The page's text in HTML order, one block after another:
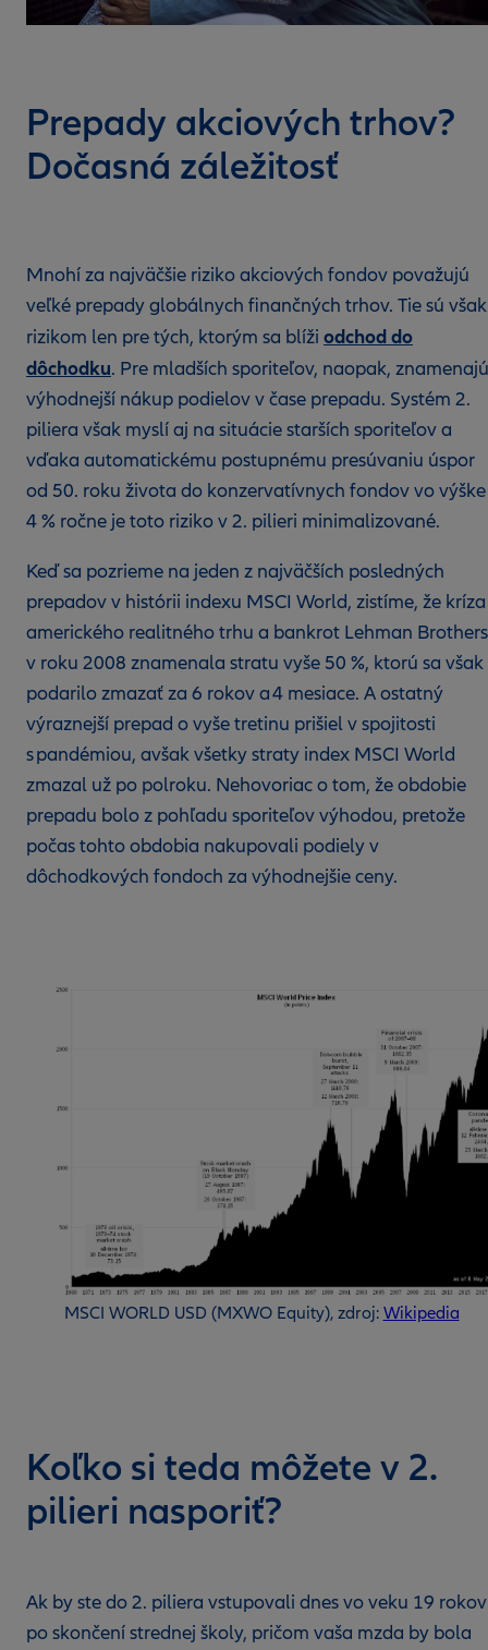
Prepady akciových trhov?
Dočasná záležitosť
Mnohí za najväčšie riziko akciových fondov považujú
veľké prepady globálnych finančných trhov. Tie sú však
rizikom len pre tých, ktorým sa blíži odchod do
dôchodku. Pre mladších sporiteľov, naopak, znamenajú
výhodnejší nákup podielov v čase prepadu. Systém 2.
piliera však myslí aj na situácie starších sporiteľov a
vďaka automatickému postupnému presúvaniu úspor
od 50. roku života do konzervatívnych fondov vo výške
4 % ročne je toto riziko v 2. pilieri minimalizované.
Keď sa pozrieme na jeden z najväčších posledných
prepadov v histórii indexu MSCI World, zistíme, že kríza
amerického realitného trhu a bankrot Lehman Brothers
v roku 2008 znamenala stratu vyše 50 %, ktorú sa však
podarilo zmazať za 6 rokov a 4 mesiace. A ostatný
výraznejší prepad o vyše tretinu prišiel v spojitosti
s pandémiou, avšak všetky straty index MSCI World
zmazal už po polroku. Nehovoriac o tom, že obdobie
prepadu bolo z pohľadu sporiteľov výhodou, pretože
počas tohto obdobia nakupovali podiely v
dôchodkových fondoch za výhodnejšie ceny.
MSCI WORLD USD (MXWO Equity), zdroj: Wikipedia
Koľko si teda môžete v 2.
pilieri nasporiť?
Ak by ste do 2. piliera vstupovali dnes vo veku 19 rokov
po skončení strednej školy, pričom vaša mzda by bola